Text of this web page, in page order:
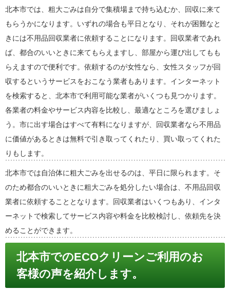
北本市では、粗大ごみは自分で集積場まで持ち込むか、回収に来て
もらうかになります。いずれの場合も平日となり、それが困難なと
きには不用品回収業者に依頼することになります。回収業者であれ
ば、都合のいいときに来てもらえますし、部屋から運び出してもも
らえますので便利です。依頼するのが女性なら、女性スタッフが回
収するというサービスをおこなう業者もあります。インターネット
を検索すると、北本市で利用可能な業者がいくつも見つかります。
各業者の料金やサービス内容を比較し、最適なところを選びましょ
う。市に出す場合はすべて有料になりますが、回収業者なら不用品
に価値があるときは無料で引き取ってくれたり、買い取ってくれた
りもします。
北本市では自治体に粗大ごみを出せるのは、平日に限られます。そ
のため都合のいいときに粗大ごみを処分したい場合は、不用品回収
業者に依頼することとなります。回収業者はいくつもあり、インタ
ーネットで検索してサービス内容や料金を比較検討し、依頼先を決
めることができます。
北本市でのECOクリーンご利用のお
客様の声を紹介します。